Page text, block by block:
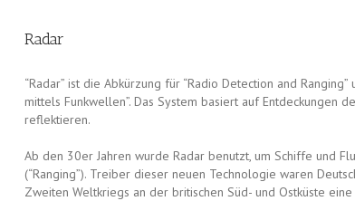
Radar
“Radar” ist die Abkürzung für “Radio Detection and
mittels Funkwellen”. Das System basiert auf Entdeckungen
reflektieren.
Ab den 30er Jahren wurde Radar benutzt, um Schiffe und
(“Ranging”). Treiber dieser neuen Technologie waren
Zweiten Weltkriegs an der britischen Süd- und Ostküste eine